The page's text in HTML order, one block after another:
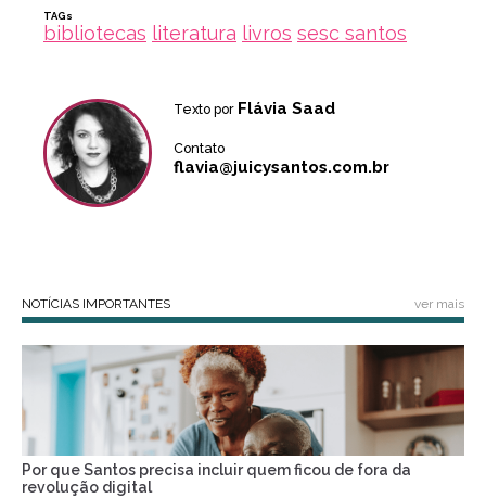
TAGs
bibliotecas literatura livros sesc santos
Texto por Flávia Saad
Contato
flavia@juicysantos.com.br
NOTÍCIAS IMPORTANTES ver mais
Por que Santos precisa incluir quem ficou de fora da
revolução digital